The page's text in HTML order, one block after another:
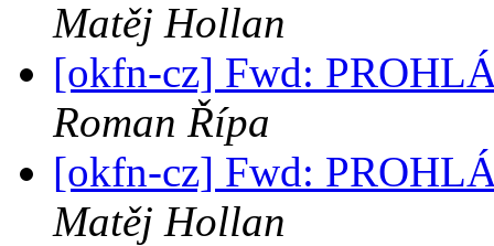
Matěj Hollan
[okfn-cz] Fwd:
Roman Řípa
[okfn-cz] Fwd:
Matěj Hollan